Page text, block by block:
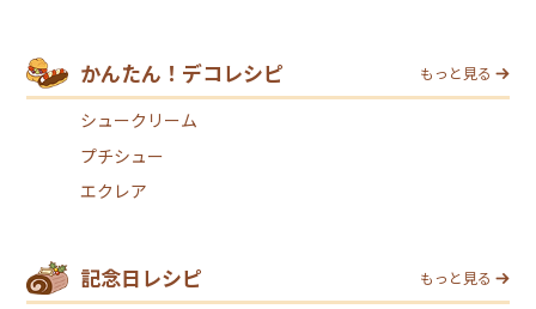
かんたん！デコレシピ もっと見る
シュークリーム
プチシュー
エクレア
記念日レシピ もっと見る